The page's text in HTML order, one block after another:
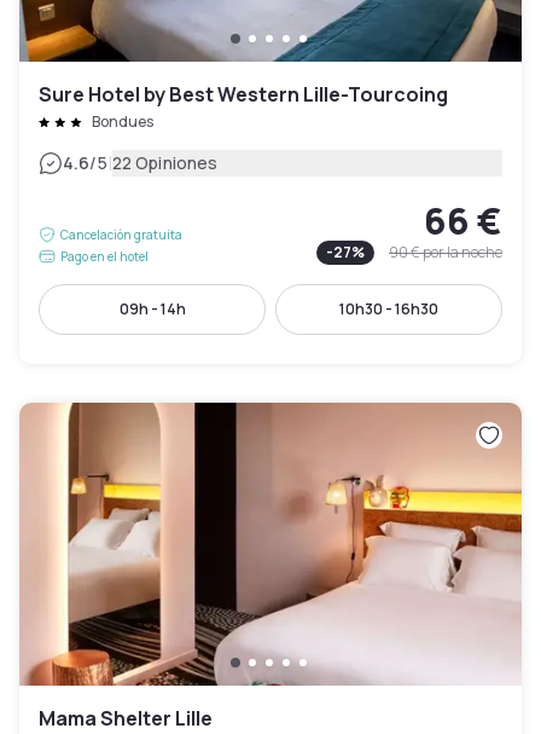
Sure Hotel by Best Western Lille-Tourcoing
Bondues
4.6/5|22 Opiniones
Cancelación gratuita
Pago en el hotel
66 €
-27% 90 €por la noche
09h - 14h 10h30 - 16h30
Mama Shelter Lille